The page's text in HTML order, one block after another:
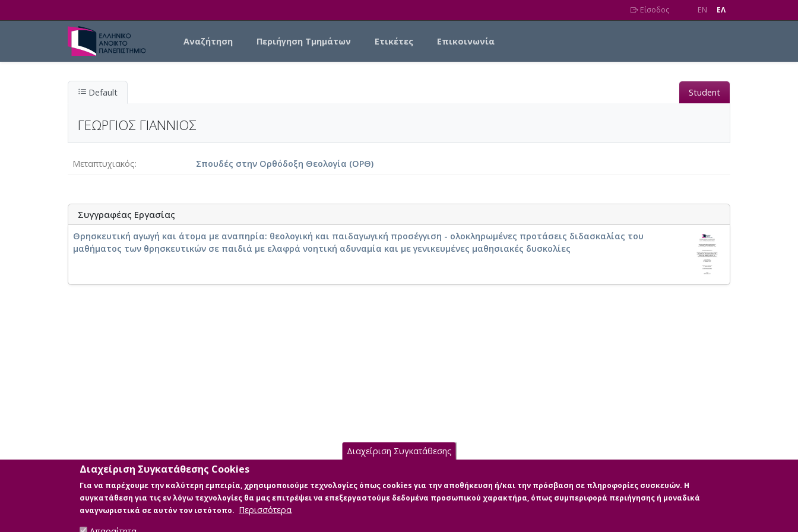
Είσοδος EN EΛ
Αναζήτηση Περιήγηση Τμημάτων Ετικέτες Επικοινωνία
Default Student
ΓΕΩΡΓΙΟΣ ΓΙΑΝΝΙΟΣ
Μεταπτυχιακός Σπουδές στην Ορθόδοξη Θεολογία (ΟΡΘ)
Συγγραφέας Εργασίας
Θρησκευτική αγωγή και άτομα με αναπηρία: θεολογική και παιδαγωγική προσέγγιση - ολοκληρωμένες προτάσεις διδασκαλίας του
μαθήματος των θρησκευτικών σε παιδιά με ελαφρά νοητική αδυναμία και με γενικευμένες μαθησιακές δυσκολίες
Διαχείριση Συγκατάθεσης
Διαχείριση Συγκατάθεσης Cookies
Για να παρέχουμε την καλύτερη εμπειρία, χρησιμοποιούμε τεχνολογίες όπως cookies για την αποθήκευση ή/και την πρόσβαση σε πληροφορίες συσκευών. Η
συγκατάθεση για τις εν λόγω τεχνολογίες θα μας επιτρέψει να επεξεργαστούμε δεδομένα προσωπικού χαρακτήρα, όπως συμπεριφορά περιήγησης ή μοναδικά
αναγνωριστικά σε αυτόν τον ιστότοπο. Περισσότερα